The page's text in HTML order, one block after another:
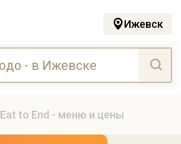
Ижевск
Eat to End - меню и цены